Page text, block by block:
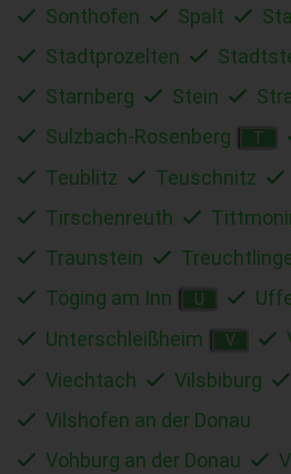
Sonthofen
Spalt
Stadtprozelten
Starnberg
Stein
Sulzbach-Rosenberg
T
Teublitz
Teuschnitz
Tirschenreuth
Traunstein
Töging am Inn
U
Unterschleißheim
V
Viechtach
Vilsbiburg
Vilshofen an der Donau
Vohburg an der Donau